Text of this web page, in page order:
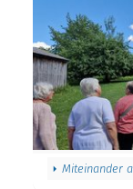
Miteinander